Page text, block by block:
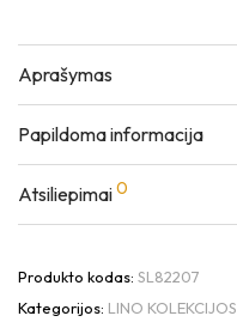
Aprašymas
Papildoma informacija
Atsiliepimai0
Produkto kodas: SL82207
Kategorijos: LINO KOLEKCIJOS